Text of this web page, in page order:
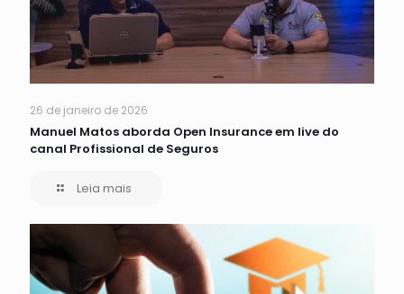
26 de janeiro de 2026
Manuel Matos aborda Open Insurance em live do
canal Profissional de Seguros
Leia mais